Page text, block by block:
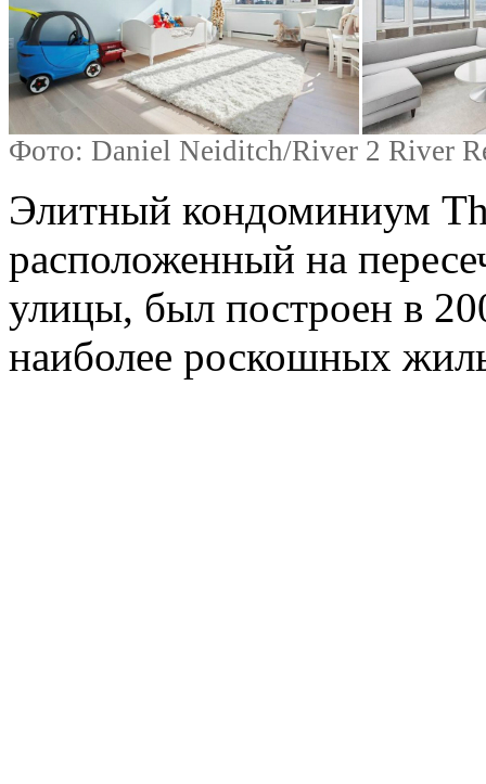
Фото: Daniel Neiditch/River 2 River
Элитный кондоминиум
расположенный на
улицы, был построен в
наиболее роскошных